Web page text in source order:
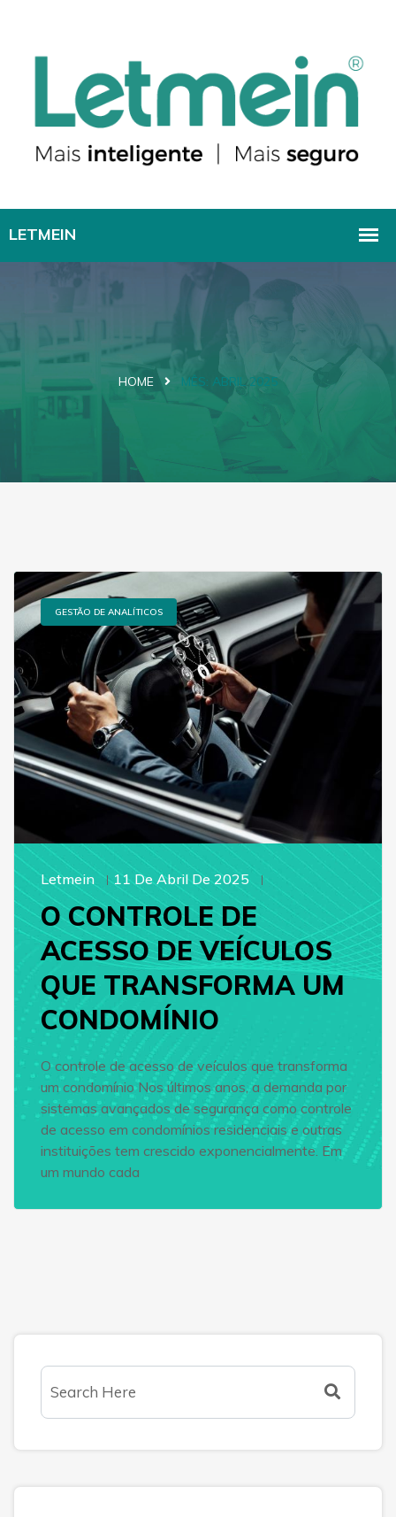
HOME MÊS: ABRIL 2025
GESTÃO DE ANALÍTICOS
Letmein 11 De Abril De 2025
O CONTROLE DE
ACESSO DE VEÍCULOS
QUE TRANSFORMA UM
CONDOMÍNIO
O controle de acesso de veículos que transforma
um condomínio Nos últimos anos, a demanda por
sistemas avançados de segurança como controle
de acesso em condomínios residenciais e outras
instituições tem crescido exponencialmente. Em
um mundo cada